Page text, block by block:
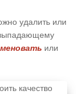
удалить или
выпадающему
или